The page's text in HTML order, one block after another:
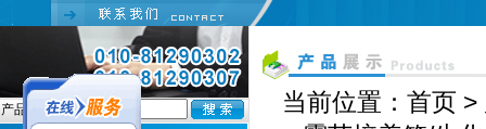
产品名: 当前位置： 首页 >